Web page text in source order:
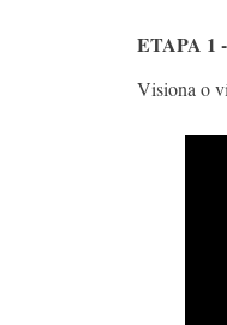
ETAPA 1
Visiona o